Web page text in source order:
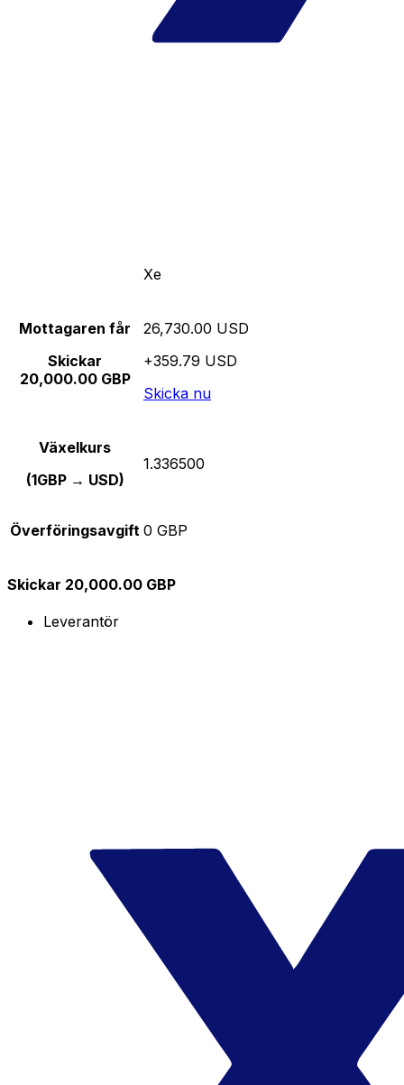
Xe
Mottagaren får
Skickar
20,000.00 GBP
26,730.00 USD
+359.79 USD
Skicka nu
Växelkurs
(1GBP → USD)
1.336500
Överföringsavgift 0 GBP
Skickar 20,000.00 GBP
Leverantör